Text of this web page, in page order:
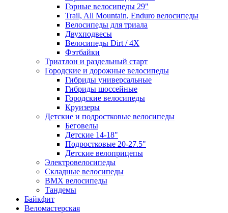
Горные велосипеды 29"
Trail, All Mountain, Enduro велосипеды
Велосипеды для триала
Двухподвесы
Велосипеды Dirt / 4X
Фэтбайки
Триатлон и раздельный старт
Городские и дорожные велосипеды
Гибриды универсальные
Гибриды шоссейные
Городские велосипеды
Круизеры
Детские и подростковые велосипеды
Беговелы
Детские 14-18"
Подростковые 20-27.5"
Детские велоприцепы
Электровелосипеды
Складные велосипеды
BMX велосипеды
Тандемы
Байкфит
Веломастерская